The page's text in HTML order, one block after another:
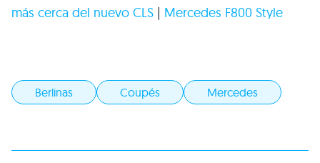
más cerca del nuevo CLS | Mercedes F800 Style
Berlinas Coupés Mercedes